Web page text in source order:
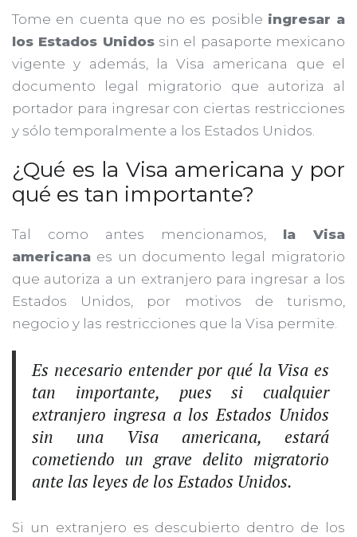
Tome en cuenta que no es posible ingresar a
los Estados Unidossin el pasaporte mexicano
vigente y además, la Visa americana que el
documento legal migratorio que autoriza al
portador para ingresar con ciertas restricciones
y sólo temporalmente a los Estados Unidos.
¿Qué es la Visa americana y por
qué es tan importante?
Tal como antes mencionamos, la Visa
americana es un documento legal migratorio
que autoriza a un extranjero para ingresar a los
Estados Unidos, por motivos de turismo,
negocio y las restricciones que la Visa permite.
Es necesario entender por qué la Visa es
tan importante, pues si cualquier
extranjero ingresa a los Estados Unidos
sin una Visa americana, estará
cometiendo un grave delito migratorio
ante las leyes de los Estados Unidos.
Si un extranjero es descubierto dentro de los